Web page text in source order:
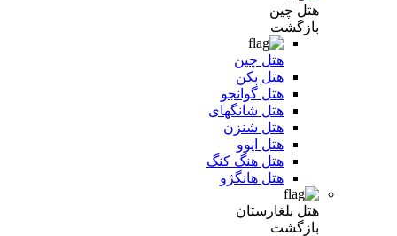
هتل چین
بازگشت
هتل چین
هتل پکن
هتل گوانجو
هتل شانگهای
هتل شنزن
هتل ایوو
هتل هنگ کنگ
هتل هانگژو
هتل بلغارستان
بازگشت